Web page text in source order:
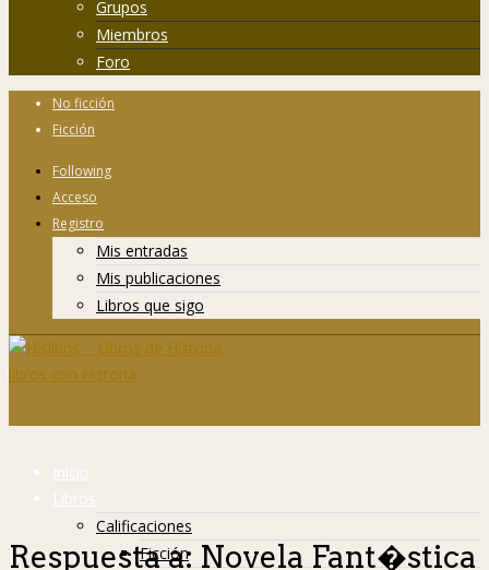
Grupos
Miembros
Foro
No ficción
Ficción
Following
Acceso
Registro
Mis entradas
Mis publicaciones
Libros que sigo
Inicio
Libros
Calificaciones
Ficción
Respuesta a: Novela Fant�stica